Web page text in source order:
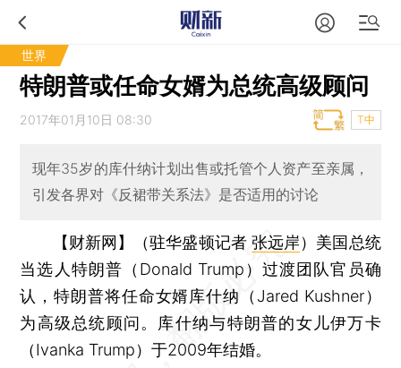
世界
特朗普或任命女婿为总统高级顾问
2017年01月10日 08:30 T中
现年35岁的库什纳计划出售或托管个人资产至亲属，
引发各界对《反裙带关系法》是否适用的讨论
【财新网】（驻华盛顿记者 张远岸） 美国总统
当选人特朗普（Donald Trump）过渡团队官员确
认，特朗普将任命女婿库什纳（Jared Kushner）
为高级总统顾问。库什纳与特朗普的女儿伊万卡
（Ivanka Trump）于2009年结婚。